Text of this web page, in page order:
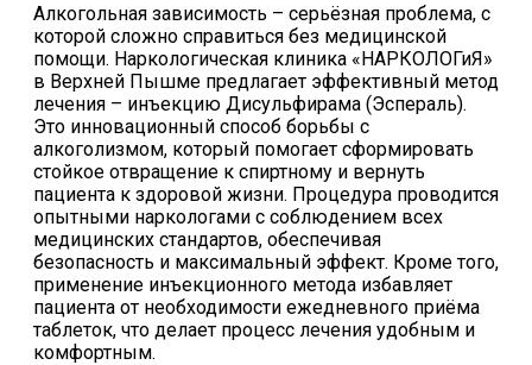
Алкогольная зависимость – серьёзная проблема, с
которой сложно справиться без медицинской
помощи. Наркологическая клиника «НАРКОЛОГиЯ»
в Верхней Пышме предлагает эффективный метод
лечения – инъекцию Дисульфирама (Эспераль).
Это инновационный способ борьбы с
алкоголизмом, который помогает сформировать
стойкое отвращение к спиртному и вернуть
пациента к здоровой жизни. Процедура проводится
опытными наркологами с соблюдением всех
медицинских стандартов, обеспечивая
безопасность и максимальный эффект. Кроме того,
применение инъекционного метода избавляет
пациента от необходимости ежедневного приёма
таблеток, что делает процесс лечения удобным и
комфортным.